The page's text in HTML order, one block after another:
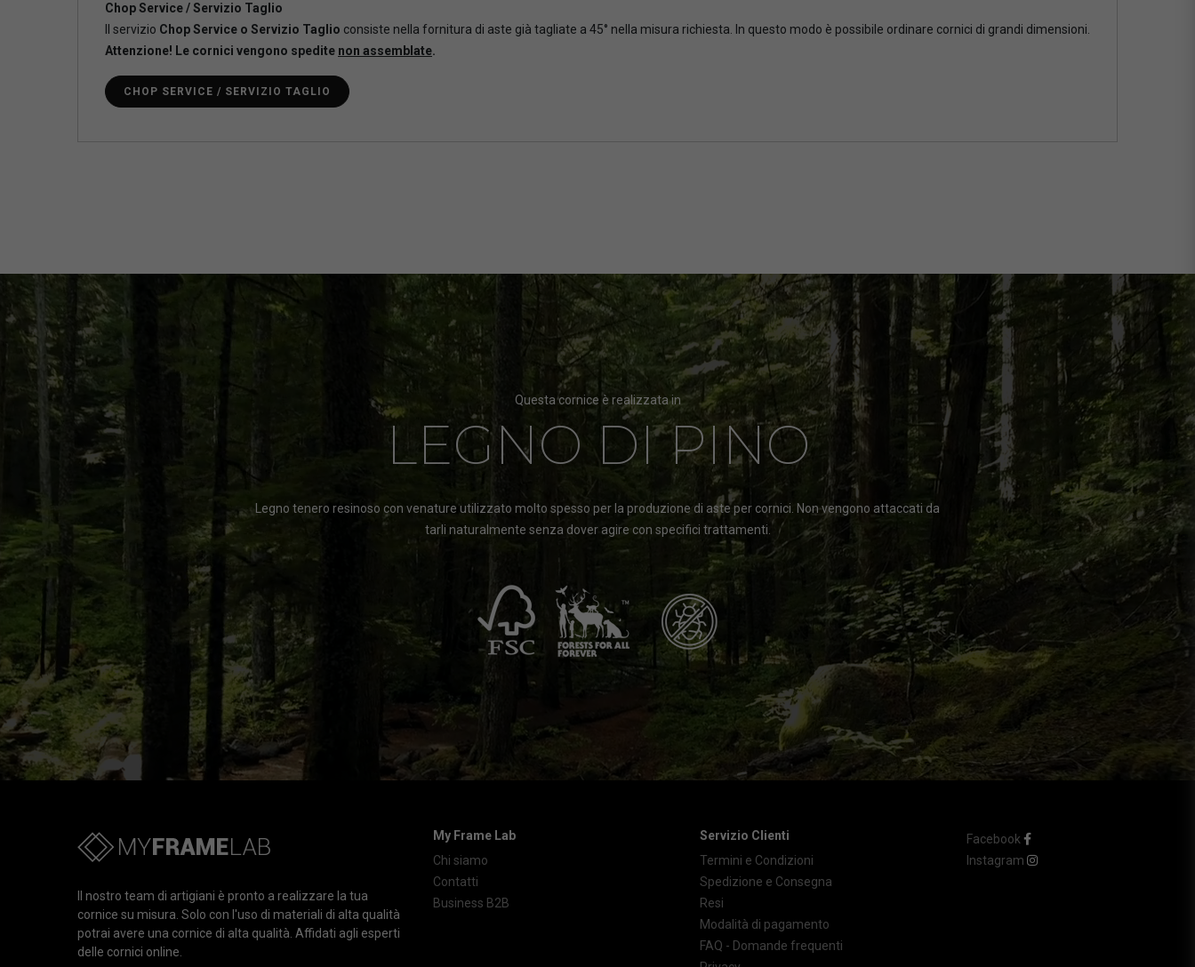
Chop Service / Servizio Taglio
Il servizio Chop Service o Servizio Taglio consiste nella fornitura di aste già tagliate a 45° nella misura richiesta. In questo modo è possibile ordinare cornici di grandi dimensioni.
Attenzione! Le cornici vengono spedite non assemblate.
CHOP SERVICE / SERVIZIO TAGLIO
Questa cornice è realizzata in
LEGNO DI PINO
Legno tenero resinoso con venature utilizzato molto spesso per la produzione di aste per cornici. Non vengono attaccati da
tarli naturalmente senza dover agire con specifici trattamenti.
Il nostro team di artigiani è pronto a realizzare la tua
cornice su misura. Solo con l'uso di materiali di alta qualità
potrai avere una cornice di alta qualità. Affidati agli esperti
delle cornici online.
My Frame Lab
Chi siamo
Contatti
Business B2B
Servizio Clienti
Termini e Condizioni
Spedizione e Consegna
Resi
Modalità di pagamento
FAQ - Domande frequenti
Facebook
Instagram